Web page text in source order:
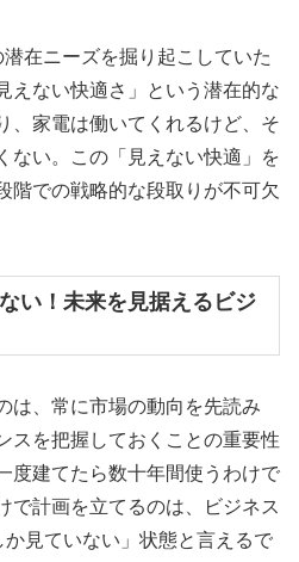
在ニーズを掘り起こしていた
えない快適さ」という潜在的な
、家電は働いてくれるけど、そ
ない。この「見えない快適」を
階での戦略的な段取りが不可欠
い！未来を見据えるビジ
は、常に市場の動向を先読み
スを把握しておくことの重要性
度建てたら数十年間使うわけで
で計画を立てるのは、ビジネス
見ていない」状態と言えるで